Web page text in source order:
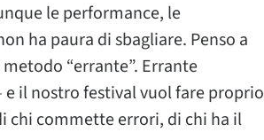
le performance, le
ha paura di sbagliare. Penso a
“errante”. Errante
e il nostro festival vuol fare proprio
chi commette errori, di chi ha il